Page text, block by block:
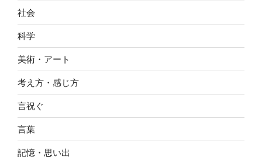
社会
科学
美術・アート
考え方・感じ方
言祝ぐ
言葉
記憶・思い出